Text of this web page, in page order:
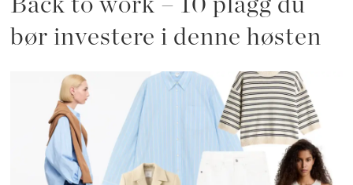
Back to work – 10 plagg du
bør investere i denne høsten